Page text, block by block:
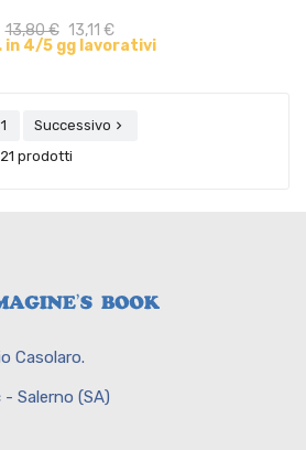
13,80 € 13,11 €
in 4/5 gg lavorativi
Successivo 
prodotti
Casolaro.
- Salerno (SA)